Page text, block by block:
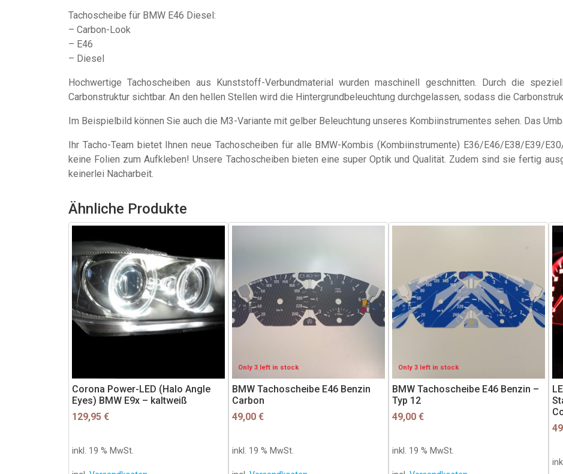
Tachoscheibe für BMW E46 Diesel:
– Carbon-Look
– E46
– Diesel
Hochwertige Tachoscheiben aus Kunststoff-Verbundmaterial wurden maschinell geschnitten. Durch die
Carbonstruktur sichtbar. An den hellen Stellen wird die Hintergrundbeleuchtung durchgelassen, sodass die
Im Beispielbild können Sie auch die M3-Variante mit gelber Beleuchtung unseres Kombiinstrumentes sehen. Das
Ihr Tacho-Team bietet Ihnen neue Tachoscheiben für alle BMW-Kombis (Kombiinstrumente) E36/E46/E38/E39/
keine Folien zum Aufkleben! Unsere Tachoscheiben bieten eine super Optik und Qualität. Zudem sind sie fertig
keinerlei Nacharbeit.
Ähnliche Produkte
Corona Power-LED (Halo Angle
Eyes) BMW E9x – kaltweiß
129,95 €
inkl. 19 % MwSt.
Only 3 left in stock
BMW Tachoscheibe E46 Benzin
Carbon
49,00 €
inkl. 19 % MwSt.
Only 3 left in stock
BMW Tachoscheibe E46 Benzin –
Typ 12
49,00 €
inkl. 19 % MwSt.